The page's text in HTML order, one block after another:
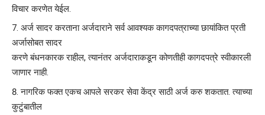
विचार करणेत येईल.
अर्ज सादर करताना अर्जदाराने सर्व आवश्यक कागदपत्राच्या छायांकित प्रती
अर्जासोबत सादर
करणे बंधनकारक राहील, त्यानंतर अर्जदाराकडून कोणतीही कागदपत्रे स्वीकारली
जाणार नाही.
नागरिक फक्त एकच आपले सरकर सेवा केंद्र साठी अर्ज करु शकतात. त्याच्या
कुटुंबातील